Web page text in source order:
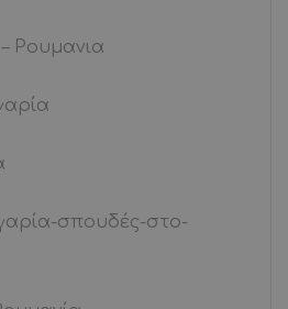
Ρουμανια
σπουδές-στο-